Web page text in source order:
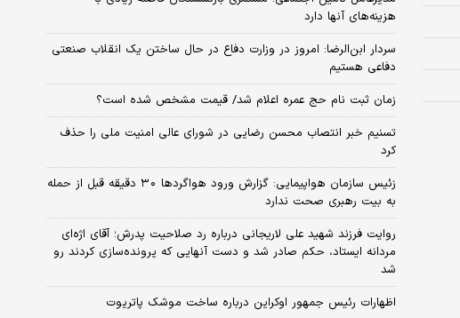
هزینه‌های آنها دارد
سردار ابن‌الرضا: امروز در وزارت دفاع در حال ساختن یک انقلاب صنعتی
دفاعی هستیم
زمان ثبت‌ نام حج عمره اعلام شد/ قیمت مشخص شده است؟
تسنیم خبر انتصاب محسن رضایی در شورای عالی امنیت ملی را حذف
کرد
زئیس سازمان هواپیمایی: گزارش ورود هواگردها ٣٠ دقیقه قبل از حمله
به بیت رهبری صحت ندارد
روایت فرزند شهید علی لاریجانی درباره رد صلاحیت پدرش؛ آقای اژه‌ای
مردانه ایستاد، حکم صادر شد و دست آنهایی که پرونده‌سازی کردند رو
شد
اظهارات رئیس جمهور اوکراین درباره ساخت موشک پاتریوت